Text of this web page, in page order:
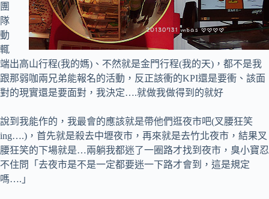
團
隊
動
輒
端出高山行程(我的媽)、不然就是金門行程(我的天)，都不是我
跟那弱咖兩兄弟能報名的活動，反正該衝的KPI還是要衝、該面
對的現實還是要面對，我決定….就做我做得到的就好
說到我能作的，我最會的應該就是帶他們逛夜市吧(叉腰狂笑
ing….)，首先就是殺去中壢夜市，再來就是去竹北夜市，結果叉
腰狂笑的下場就是…兩躺我都迷了一圈路才找到夜市，臭小寶忍
不住問「去夜市是不是一定都要迷一下路才會到，這是規定
嗎….」